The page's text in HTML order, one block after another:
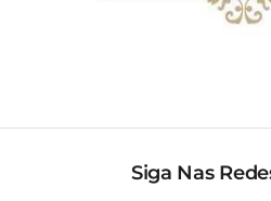
Siga Nas